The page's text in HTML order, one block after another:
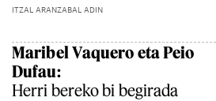
ITZAL ARANZABAL ADIN
Maribel Vaquero eta Peio
Dufau:
Herri bereko bi begirada